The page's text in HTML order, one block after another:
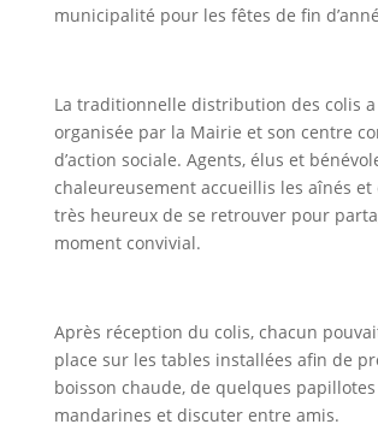
municipalité pour les fêtes de fin
La traditionnelle distribution des colis a
organisée par la Mairie et son centre
d’action sociale. Agents, élus et
chaleureusement accueillis les aînés
très heureux de se retrouver pour
moment convivial.
Après réception du colis, chacun
place sur les tables installées afin de
boisson chaude, de quelques
mandarines et discuter entre amis.